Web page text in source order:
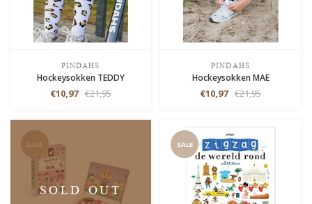
PINDAHS
Hockeysokken TEDDY
€10,97 €21,95
PINDAHS
Hockeysokken MAE
€10,97 €21,95
SALE
SOLD OUT
SALE